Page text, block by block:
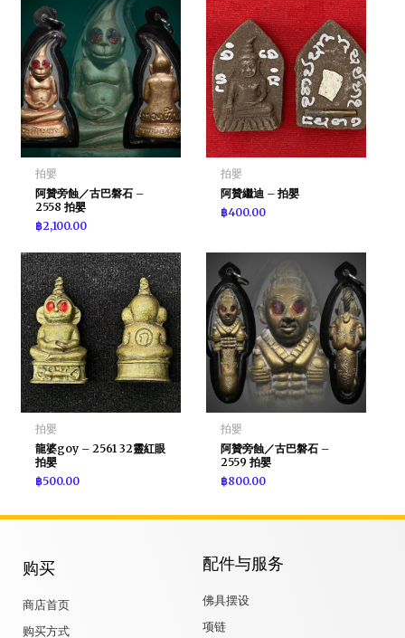
拍嬰
阿贊旁蝕／古巴磐石 –
2558 拍嬰
฿2,100.00
拍嬰
阿贊繼迪 – 拍嬰
฿400.00
拍嬰
龍婆goy – 2561 32靈紅眼
拍嬰
฿500.00
拍嬰
阿贊旁蝕／古巴磐石 –
2559 拍嬰
฿800.00
购买
商店首页
购买方式
配件与服务
佛具摆设
项链